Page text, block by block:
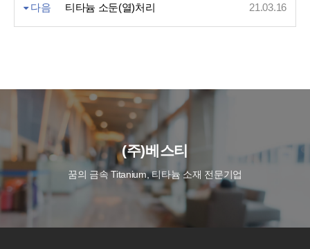
다음 티타늄 소둔(열)처리 21.03.16
(주)베스티
꿈의 금속 Titanium, 티타늄 소재 전문기업